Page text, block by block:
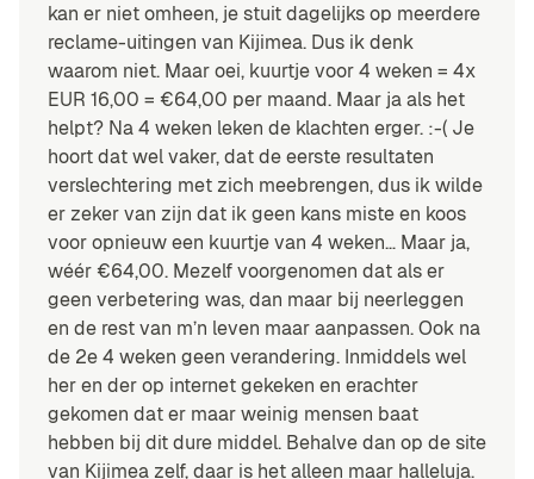
kan er niet omheen, je stuit dagelijks op meerdere
reclame-uitingen van Kijimea. Dus ik denk
waarom niet. Maar oei, kuurtje voor 4 weken = 4x
EUR 16,00 = €64,00 per maand. Maar ja als het
helpt? Na 4 weken leken de klachten erger. :-( Je
hoort dat wel vaker, dat de eerste resultaten
verslechtering met zich meebrengen, dus ik wilde
er zeker van zijn dat ik geen kans miste en koos
voor opnieuw een kuurtje van 4 weken… Maar ja,
wéér €64,00. Mezelf voorgenomen dat als er
geen verbetering was, dan maar bij neerleggen
en de rest van m’n leven maar aanpassen. Ook na
de 2e 4 weken geen verandering. Inmiddels wel
her en der op internet gekeken en erachter
gekomen dat er maar weinig mensen baat
hebben bij dit dure middel. Behalve dan op de site
van Kijimea zelf, daar is het alleen maar halleluja.